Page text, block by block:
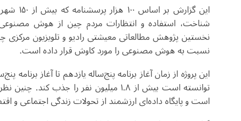
شناخت، استفاده و انتظارات مردم چین از هوش
نسبت به هوش مصنوعی را مورد کاوش قرار داده است.
این پروژه از زمان آغاز برنامه پنج‌ساله یازدهم تا آغاز برنامه
توانسته است بیش از ۱.۸ میلیون نفر
است و پایگاه داده‌ای ارزشمند از تحولات زندگی اجتماعی